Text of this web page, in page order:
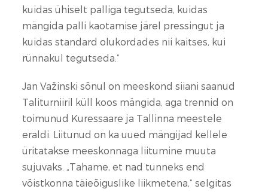
kuidas ühiselt palliga tegutseda, kuidas
mängida palli kaotamise järel pressingut ja
kuidas standard olukordades nii kaitses, kui
rünnakul tegutseda.“
Jan Važinski sõnul on meeskond siiani saanud
Taliturniiril küll koos mängida, aga trennid on
toimunud Kuressaare ja Tallinna meestele
eraldi. Liitunud on ka uued mängijad kellele
üritatakse meeskonnaga liitumine muuta
sujuvaks. „Tahame, et nad tunneks end
võistkonna täieõiguslike liikmetena,“ selgitas